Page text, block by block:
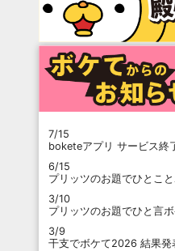
7/15
boketeアプリ サービス終
6/15
プリッツのお題でひとこ
3/10
プリッツのお題でひと言
3/9
干支でボケて2026 結果発